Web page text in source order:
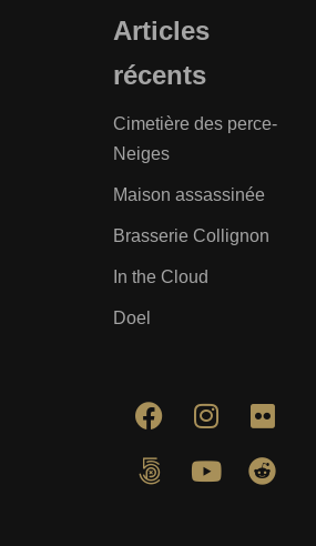
Articles
récents
Cimetière des perce-
Neiges
Maison assassinée
Brasserie Collignon
In the Cloud
Doel